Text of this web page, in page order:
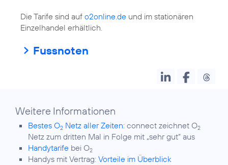
Die Tarife sind auf o2online.de und im stationären
Fussnoten
Weitere Informationen
Bestes O2 Netz aller Zeiten: connect zeichnet O2
Netz zum dritten Mal in Folge mit „sehr gut“ aus
Handytarife bei O2
Handys mit Vertrag: Vorteile im Überblick